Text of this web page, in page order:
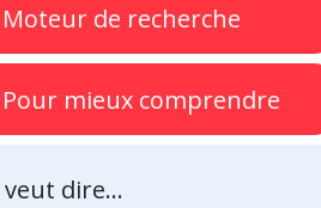
Moteur de recherche
Pour mieux comprendre
veut dire...